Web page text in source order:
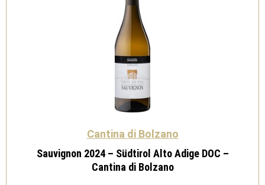
Cantina di Bolzano
Sauvignon 2024 – Südtirol Alto Adige DOC –
Cantina di Bolzano